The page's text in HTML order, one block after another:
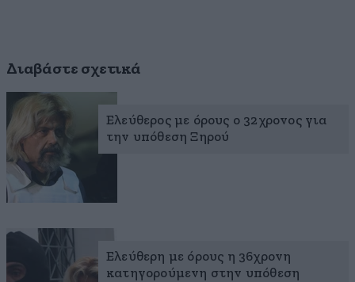
Διαβάστε σχετικά
Ελεύθερος με όρους ο 32χρονος για
την υπόθεση Ξηρού
Ελεύθερη με όρους η 36χρονη
κατηγορούμενη στην υπόθεση